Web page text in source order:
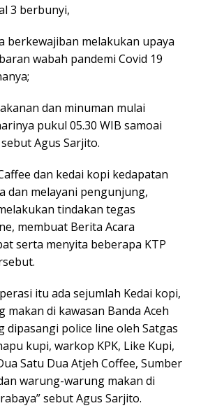
3 berbunyi,
berkewajiban melakukan upaya
wabah pandemi Covid 19
dan minuman mulai
pukul 05.30 WIB samoai
Agus Sarjito.
dan kedai kopi kedapatan
dan melayani pengunjung,
tindakan tegas
membuat Berita Acara
serta menyita beberapa KTP
itu ada sejumlah Kedai kopi,
makan di kawasan Banda Aceh
dipasangi police line oleh Satgas
kupi, warkop KPK, Like Kupi,
Satu Dua Atjeh Coffee, Sumber
warung-warung makan di
sebut Agus Sarjito.